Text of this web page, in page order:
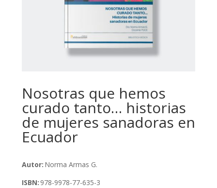
Nosotras que hemos
curado tanto… historias
de mujeres sanadoras en
Ecuador
Autor: Norma Armas G.
ISBN: 978-9978-77-635-3